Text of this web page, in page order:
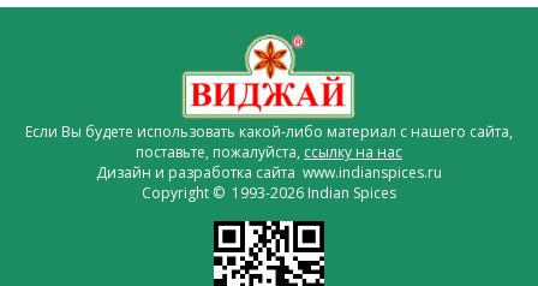
Если Вы будете использовать какой-либо материал с нашего сайта,
поставьте, пожалуйста, ссылку на нас
Дизайн и разработка сайта www.indianspices.ru
Copyright © 1993-2026 Indian Spices